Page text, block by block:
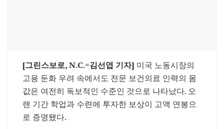
[그린스보로, N.C.=김선엽 기자] 미국 노동시장의
고용 둔화 우려 속에서도 전문 보건의료 인력의 몸
값은 여전히 독보적인 수준인 것으로 나타났다. 오
랜 기간 학업과 수련에 투자한 보상이 고액 연봉으
로 증명됐다.